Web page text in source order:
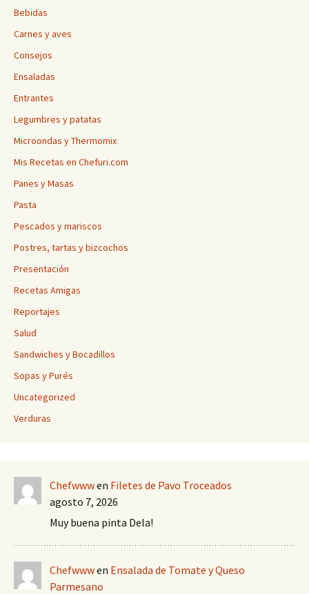
Bebidas
Carnes y aves
Consejos
Ensaladas
Entrantes
Legumbres y patatas
Microondas y Thermomix
Mis Recetas en Chefuri.com
Panes y Masas
Pasta
Pescados y mariscos
Postres, tartas y bizcochos
Presentación
Recetas Amigas
Reportajes
Salud
Sandwiches y Bocadillos
Sopas y Purés
Uncategorized
Verduras
Chefwwwen Filetes de Pavo Troceados
agosto 7, 2026
Muy buena pinta Dela!
Chefwwwen Ensalada de Tomate y Queso
Parmesano